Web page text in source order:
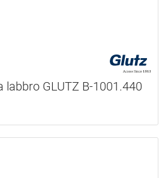
labbro GLUTZ B-1001.440